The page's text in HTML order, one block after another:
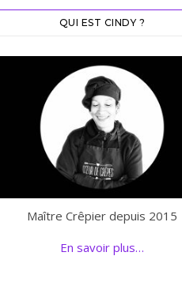
QUI EST CINDY ?
Maître Crêpier depuis 2015
En savoir plus…